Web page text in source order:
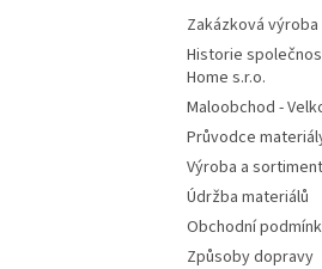
Zakázková výroba
Historie
Home s.r.o.
Maloobchod -
Průvodce
Výroba a sortiment
Údržba materiálů
Obchodní
Způsoby dopravy